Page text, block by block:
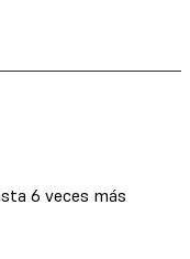
6 veces más